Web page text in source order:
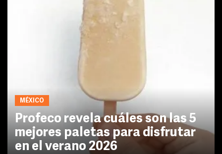
MÉXICO
Profeco revela cuáles son las 5
mejores paletas para disfrutar
en el verano 2026